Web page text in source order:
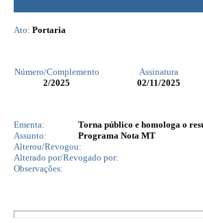
Ato: Portaria
Número/Complemento Assinatura
2/2025 02/11/2025
Ementa:
Torna público e homologa o
Assunto:
Programa Nota MT
Alterou/Revogou:
Alterado por/Revogado por:
Observações: